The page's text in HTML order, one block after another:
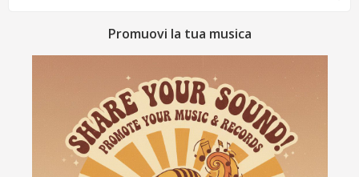
Promuovi la tua musica